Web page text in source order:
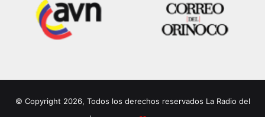
© Copyright 2026, Todos los derechos reservados La Radio del